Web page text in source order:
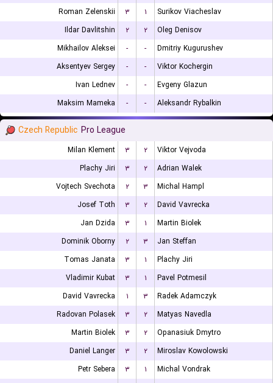
Roman Zelenskii
۳ ۱
Surikov Viacheslav
Ildar Davlitshin
۲ ۲
Oleg Denisov
Mikhailov Aleksei
- -
Dmitriy Kugurushev
Aksentyev Sergey
- -
Viktor Kochergin
Ivan Lednev
- -
Evgeny Glazun
Maksim Mameka
- - Aleksandr Rybalkin
Czech Republic Pro League
Milan Klement ۳ ۲
Viktor Vejvoda
Plachy Jiri
۳ ۲
Adrian Walek
Vojtech Svechota
۲ ۳
Michal Hampl
Josef Toth
۳ ۲
David Vavrecka
Jan Dzida
۳ ۱
Martin Biolek
Dominik Oborny
۲ ۳
Jan Steffan
Tomas Janata
۳ ۱
Plachy Jiri
Vladimir Kubat
۳ ۱
Pavel Potmesil
David Vavrecka
۱ ۳
Radek Adamczyk
Radovan Polasek
۳ ۲
Matyas Navedla
Martin Biolek
۳ ۲
Opanasiuk Dmytro
Daniel Langer
۳ ۲
Miroslav Kowolowski
Petr Sebera
۳ ۱
Michal Vondrak